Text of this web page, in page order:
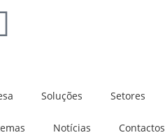
Soluções Setores
Notícias Contactos